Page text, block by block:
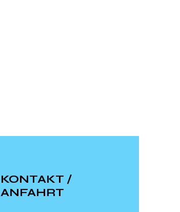
KONTAKT /
ANFAHRT